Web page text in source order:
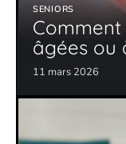
SENIORS
âgées ou
11 mars 2026